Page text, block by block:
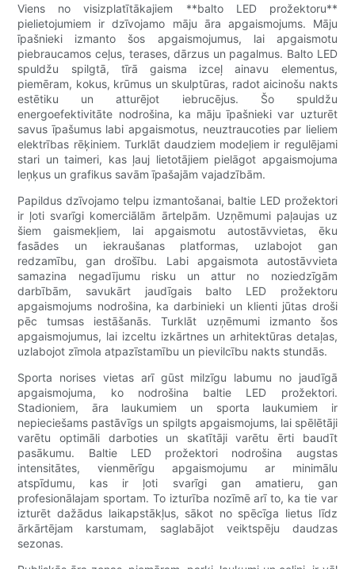
Viens no visizplatītākajiem **balto LED prožektoru**
pielietojumiem ir dzīvojamo māju āra apgaismojums. Māju
īpašnieki izmanto šos apgaismojumus, lai apgaismotu
piebraucamos ceļus, terases, dārzus un pagalmus. Balto LED
spuldžu spilgtā, tīrā gaisma izceļ ainavu elementus,
piemēram, kokus, krūmus un skulptūras, radot aicinošu nakts
estētiku un atturējot iebrucējus. Šo spuldžu
energoefektivitāte nodrošina, ka māju īpašnieki var uzturēt
savus īpašumus labi apgaismotus, neuztraucoties par lieliem
elektrības rēķiniem. Turklāt daudziem modeļiem ir regulējami
stari un taimeri, kas ļauj lietotājiem pielāgot apgaismojuma
leņķus un grafikus savām īpašajām vajadzībām.
Papildus dzīvojamo telpu izmantošanai, baltie LED prožektori
ir ļoti svarīgi komerciālām ārtelpām. Uzņēmumi paļaujas uz
šiem gaismekļiem, lai apgaismotu autostāvvietas, ēku
fasādes un iekraušanas platformas, uzlabojot gan
redzamību, gan drošību. Labi apgaismota autostāvvieta
samazina negadījumu risku un attur no noziedzīgām
darbībām, savukārt jaudīgais balto LED prožektoru
apgaismojums nodrošina, ka darbinieki un klienti jūtas droši
pēc tumsas iestāšanās. Turklāt uzņēmumi izmanto šos
apgaismojumus, lai izceltu izkārtnes un arhitektūras detaļas,
uzlabojot zīmola atpazīstamību un pievilcību nakts stundās.
Sporta norises vietas arī gūst milzīgu labumu no jaudīgā
apgaismojuma, ko nodrošina baltie LED prožektori.
Stadioniem, āra laukumiem un sporta laukumiem ir
nepieciešams pastāvīgs un spilgts apgaismojums, lai spēlētāji
varētu optimāli darboties un skatītāji varētu ērti baudīt
pasākumu. Baltie LED prožektori nodrošina augstas
intensitātes, vienmērīgu apgaismojumu ar minimālu
atspīdumu, kas ir ļoti svarīgi gan amatieru, gan
profesionālajam sportam. To izturība nozīmē arī to, ka tie var
izturēt dažādus laikapstākļus, sākot no spēcīga lietus līdz
ārkārtējam karstumam, saglabājot veiktspēju daudzas
sezonas.